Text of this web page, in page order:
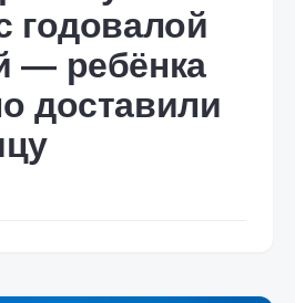
годовалой
— ребёнка
доставили